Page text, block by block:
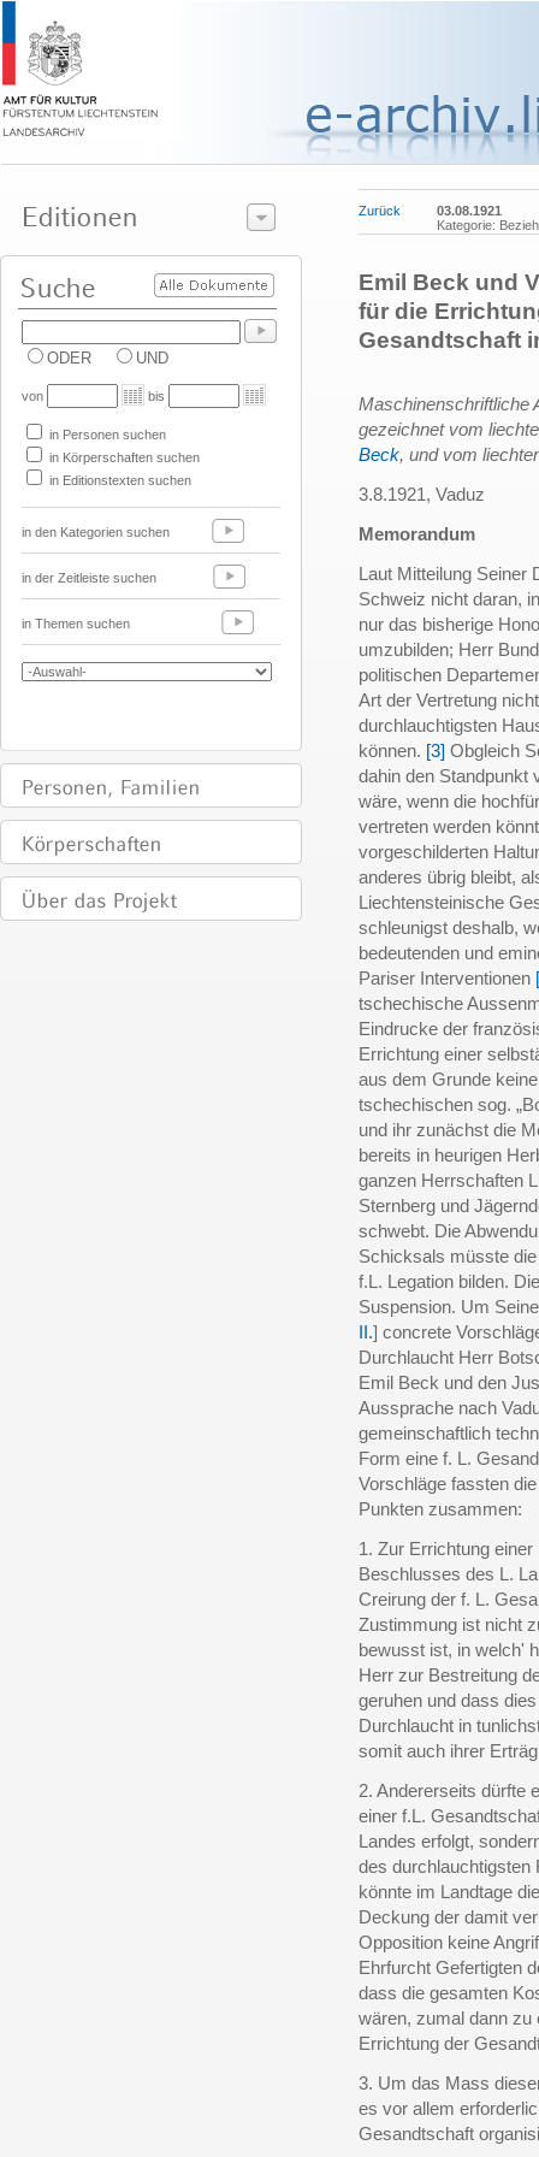
ODER UND
von bis
in Personen suchen
in Körperschaften suchen
in Editionstexten suchen
in den Kategorien suchen
in der Zeitleiste suchen
in Themen suchen
Zurück
03.08.1921
Kategorie:
Emil Beck und
für die
Gesandtschaft
Maschinenschriftliche
gezeichnet vom
Beck, und vom
3.8.1921, Vaduz
Memorandum
Laut Mitteilung Seiner
Schweiz nicht daran,
nur das bisherige
umzubilden; Herr
politischen
Art der Vertretung
durchlauchtigsten
können. [3] Obgleich
dahin den
wäre, wenn die
vertreten werden
vorgeschilderten
anderes übrig bleibt,
Liechtensteinische
schleunigst deshalb,
bedeutenden und
Pariser Interventionen
tschechische
Eindrucke der
Errichtung einer
aus dem Grunde
tschechischen sog.
und ihr zunächst die
bereits in heurigen
ganzen Herrschaften
Sternberg und
schwebt. Die
Schicksals müsste
f.L. Legation bilden.
Suspension. Um
II.] concrete
Durchlaucht Herr
Emil Beck und den
Aussprache nach
gemeinschaftlich
Form eine f. L.
Vorschläge fassten
Punkten zusammen:
1. Zur Errichtung
Beschlusses des L.
Creirung der f. L.
Zustimmung ist nicht
bewusst ist, in welch'
Herr zur Bestreitung
geruhen und dass
Durchlaucht in
somit auch ihrer
2. Andererseits dürfte
einer f.L.
Landes erfolgt,
des durchlauchtigsten
könnte im Landtage
Deckung der damit
Opposition keine
Ehrfurcht Gefertigten
dass die gesamten
wären, zumal dann zu
Errichtung der
3. Um das Mass
es vor allem
Gesandtschaft